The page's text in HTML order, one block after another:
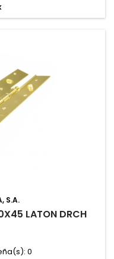
S.A.
LATON DRCH
0